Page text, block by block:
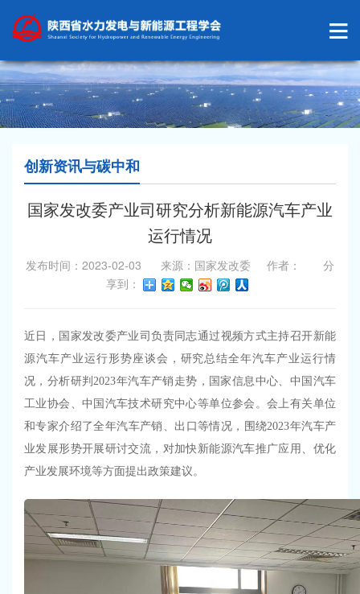
创新资讯与碳中和
国家发改委产业司研究分析新能源汽车产业
运行情况
发布时间：2023-02-03 来源：国家发改委 作者： 分
享到：
近日，国家发改委产业司负责同志通过视频方式主持召开新能
源汽车产业运行形势座谈会 ， 研究总结全年汽车产业运行情
况，分析研判2023年汽车产销走势， 国家信息中心、中国汽车
工业协会、 中国汽车技术研究中心等单位参会。会上有关单位
和专家介绍了全年汽车产销、出口等情况， 围绕2023年汽车产
业发展形势开展研讨交流， 对加快新能源汽车推广应用、优化
产业发展环境等方面提出政策建议。